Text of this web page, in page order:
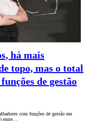
há mais
topo, mas o total
de gestão
com funções de gestão em
entre…